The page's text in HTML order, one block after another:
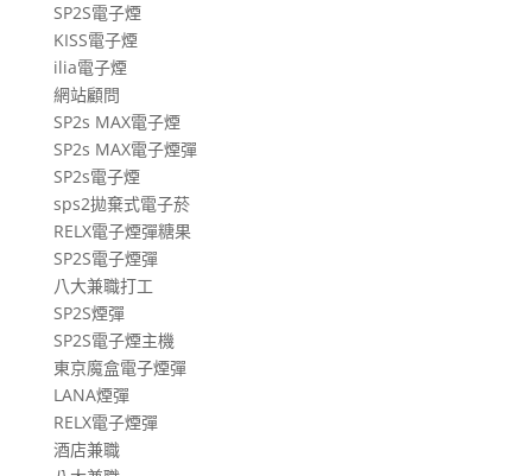
SP2S電子煙
KISS電子煙
ilia電子煙
網站顧問
SP2s MAX電子煙
SP2s MAX電子煙彈
SP2s電子煙
sps2拋棄式電子菸
RELX電子煙彈糖果
SP2S電子煙彈
八大兼職打工
SP2S煙彈
SP2S電子煙主機
東京魔盒電子煙彈
LANA煙彈
RELX電子煙彈
酒店兼職